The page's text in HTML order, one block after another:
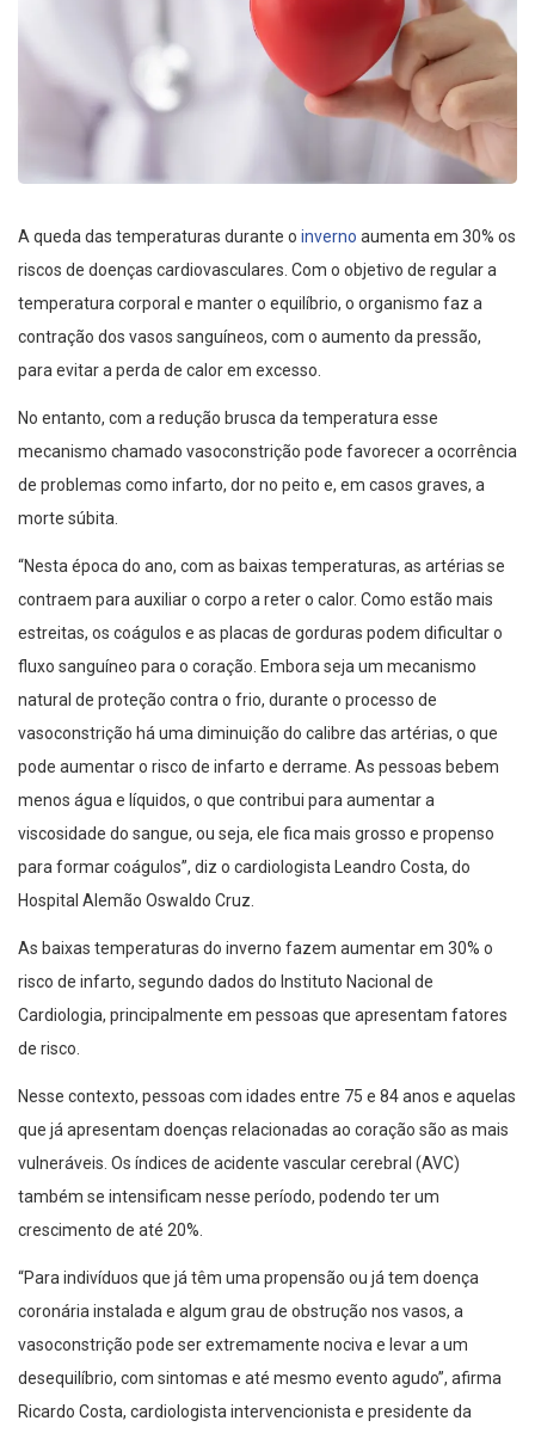
A queda das temperaturas durante o inverno aumenta em 30% os
riscos de doenças cardiovasculares. Com o objetivo de regular a
temperatura corporal e manter o equilíbrio, o organismo faz a
contração dos vasos sanguíneos, com o aumento da pressão,
para evitar a perda de calor em excesso.
No entanto, com a redução brusca da temperatura esse
mecanismo chamado vasoconstrição pode favorecer a ocorrência
de problemas como infarto, dor no peito e, em casos graves, a
morte súbita.
“Nesta época do ano, com as baixas temperaturas, as artérias se
contraem para auxiliar o corpo a reter o calor. Como estão mais
estreitas, os coágulos e as placas de gorduras podem dificultar o
fluxo sanguíneo para o coração. Embora seja um mecanismo
natural de proteção contra o frio, durante o processo de
vasoconstrição há uma diminuição do calibre das artérias, o que
pode aumentar o risco de infarto e derrame. As pessoas bebem
menos água e líquidos, o que contribui para aumentar a
viscosidade do sangue, ou seja, ele fica mais grosso e propenso
para formar coágulos”, diz o cardiologista Leandro Costa, do
Hospital Alemão Oswaldo Cruz.
As baixas temperaturas do inverno fazem aumentar em 30% o
risco de infarto, segundo dados do Instituto Nacional de
Cardiologia, principalmente em pessoas que apresentam fatores
de risco.
Nesse contexto, pessoas com idades entre 75 e 84 anos e aquelas
que já apresentam doenças relacionadas ao coração são as mais
vulneráveis. Os índices de acidente vascular cerebral (AVC)
também se intensificam nesse período, podendo ter um
crescimento de até 20%.
“Para indivíduos que já têm uma propensão ou já tem doença
coronária instalada e algum grau de obstrução nos vasos, a
vasoconstrição pode ser extremamente nociva e levar a um
desequilíbrio, com sintomas e até mesmo evento agudo”, afirma
Ricardo Costa, cardiologista intervencionista e presidente da